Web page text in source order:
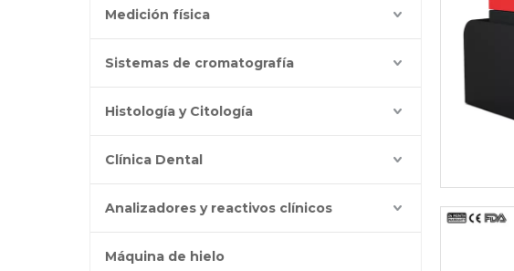
Medición física
Sistemas de cromatografía
Histología y Citología
Clínica Dental
Analizadores y reactivos clínicos
Máquina de hielo